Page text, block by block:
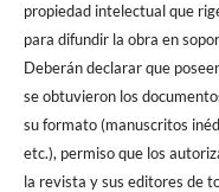
propiedad intelectual que
para difundir la obra en
Deberán declarar que
se obtuvieron los
su formato (manuscritos
etc.), permiso que los
la revista y sus editores de